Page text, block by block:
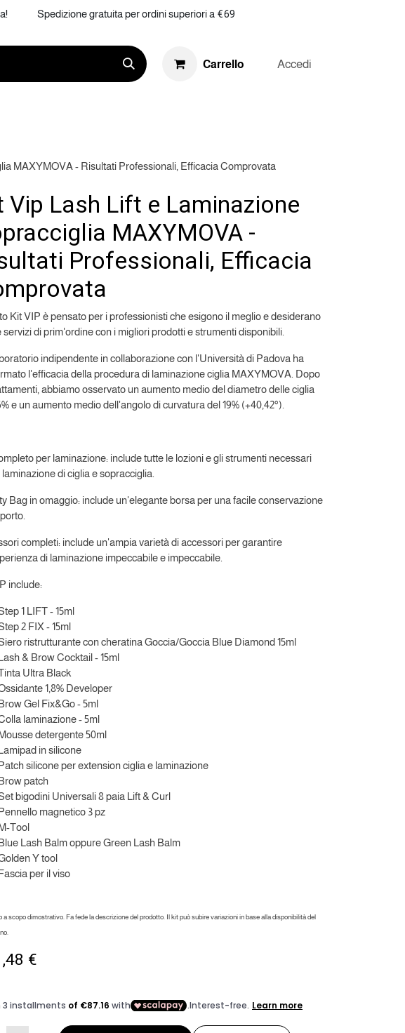
Spedizione gratuita per ordini superiori a €69
Carrello Accedi
MAXYMOVA - Risultati Professionali, Efficacia Comprovata
Vip Lash Lift e Laminazione
MAXYMOVA -
Professionali, Efficacia
Kit VIP è pensato per i professionisti che esigono il meglio e desiderano
servizi di prim'ordine con i migliori prodotti e strumenti disponibili.
indipendente in collaborazione con l'Università di Padova ha
l'efficacia della procedura di laminazione ciglia MAXYMOVA. Dopo
abbiamo osservato un aumento medio del diametro delle ciglia
e un aumento medio dell'angolo di curvatura del 19% (+40,42°).
per laminazione: include tutte le lozioni e gli strumenti necessari
di ciglia e sopracciglia.
Bag in omaggio: include un'elegante borsa per una facile conservazione
completi: include un'ampia varietà di accessori per garantire
di laminazione impeccabile e impeccabile.
include:
1 LIFT - 15ml
2 FIX - 15ml
ristrutturante con cheratina Goccia/Goccia Blue Diamond 15ml
& Brow Cocktail - 15ml
Ultra Black
1,8% Developer
Gel Fix&Go - 5ml
laminazione - 5ml
detergente 50ml
in silicone
silicone per extension ciglia e laminazione
patch
bigodini Universali 8 paia Lift & Curl
magnetico 3 pz
Tool
Lash Balm oppure Green Lash Balm
Y tool
per il viso
a scopo dimostrativo. Fa fede la descrizione del prodotto. Il kit può subire variazioni in base alla disponibilità del
€